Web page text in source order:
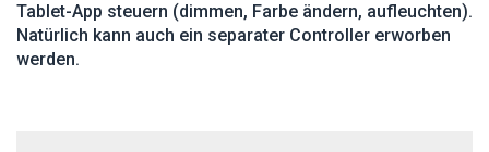
Tablet-App steuern (dimmen, Farbe ändern, aufleuchten).
Natürlich kann auch ein separater Controller erworben
werden.